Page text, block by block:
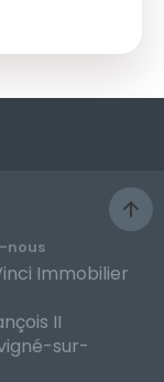
nous
Immobilier
II
sur-